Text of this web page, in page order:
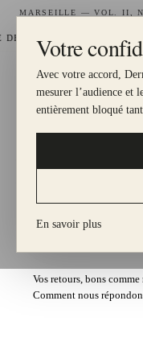
Votre
Avec votre accord,
mesurer l’audience et
entièrement bloqué tant
En savoir plus
MARSEILLE — VOL. II,
FIDÉLITÉ GRATUIT, 1 €
LE MEILLEUR POUR
— DERMELIA,
ACCUEIL
Avis patients
Vos retours, bons
Comment nous